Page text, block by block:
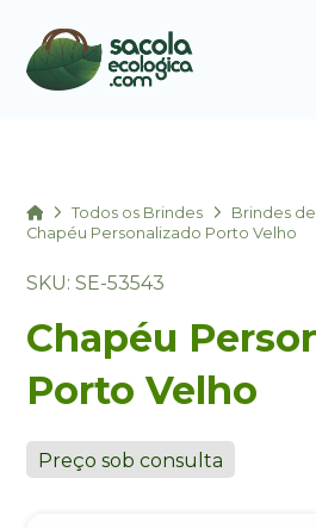
HomeTodos os Brindes
Brindes
Chapéu Personalizado Porto Velho
SKU: SE-53543
Chapéu
Porto Velho
Preço sob consulta
+55